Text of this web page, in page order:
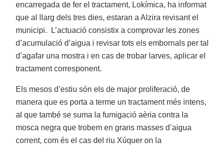
encarregada de fer el tractament, Lokímica, ha informat
que al llarg dels tres dies, estaran a Alzira revisant el
municipi. L’actuació consistix a comprovar les zones
d’acumulació d’aigua i revisar tots els embornals per tal
d’agafar una mostra i en cas de trobar larves, aplicar el
tractament corresponent.
Els mesos d’estiu són els de major proliferació, de
manera que es porta a terme un tractament més intens,
al que també se suma la fumigació aèria contra la
mosca negra que trobem en grans masses d’aigua
corrent, com és el cas del riu Xúquer on la